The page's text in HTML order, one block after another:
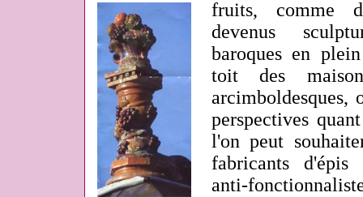
fruits, comme
devenus
baroques en
toit des
arcimboldesques,
perspectives
l'on peut
fabricants
anti-